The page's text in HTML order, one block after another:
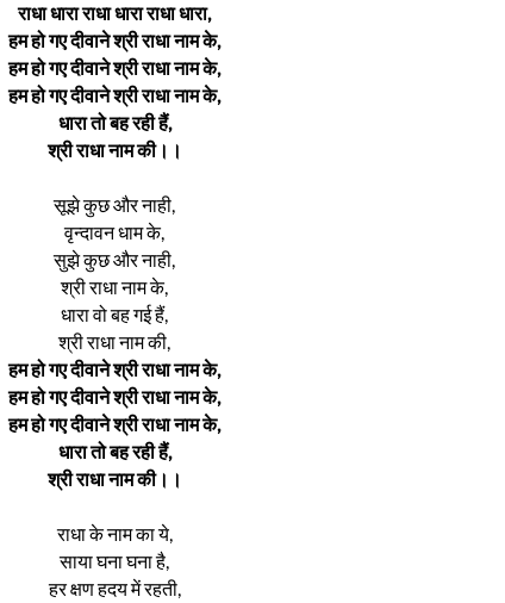
राधा धारा राधा धारा राधा धारा,
हम हो गए दीवाने श्री राधा नाम के,
हम हो गए दीवाने श्री राधा नाम के,
हम हो गए दीवाने श्री राधा नाम के,
धारा तो बह रही हैं,
श्री राधा नाम की।।
सूझे कुछ और नाही,
वृन्दावन धाम के,
सुझे कुछ और नाही,
श्री राधा नाम के,
धारा वो बह गई हैं,
श्री राधा नाम की,
हम हो गए दीवाने श्री राधा नाम के,
हम हो गए दीवाने श्री राधा नाम के,
हम हो गए दीवाने श्री राधा नाम के,
धारा तो बह रही हैं,
श्री राधा नाम की।।
राधा के नाम का ये,
साया घना घना है,
हर क्षण हदय में रहती,